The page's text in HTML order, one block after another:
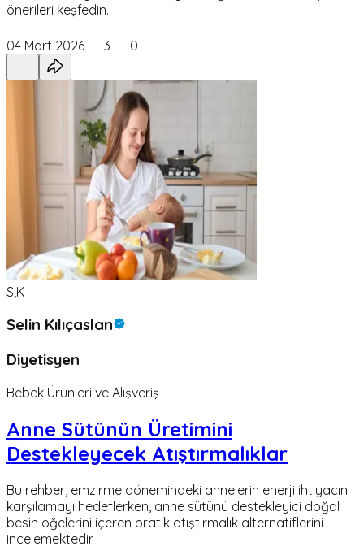
önerileri keşfedin.
04 Mart 2026 3 0
S,K
Selin Kılıçaslan
Diyetisyen
Bebek Ürünleri ve Alışveriş
Anne Sütünün Üretimini
Destekleyecek Atıştırmalıklar
Bu rehber, emzirme dönemindeki annelerin enerji ihtiyacını
karşılamayı hedeflerken, anne sütünü destekleyici doğal
besin öğelerini içeren pratik atıştırmalık alternatiflerini
incelemektedir.